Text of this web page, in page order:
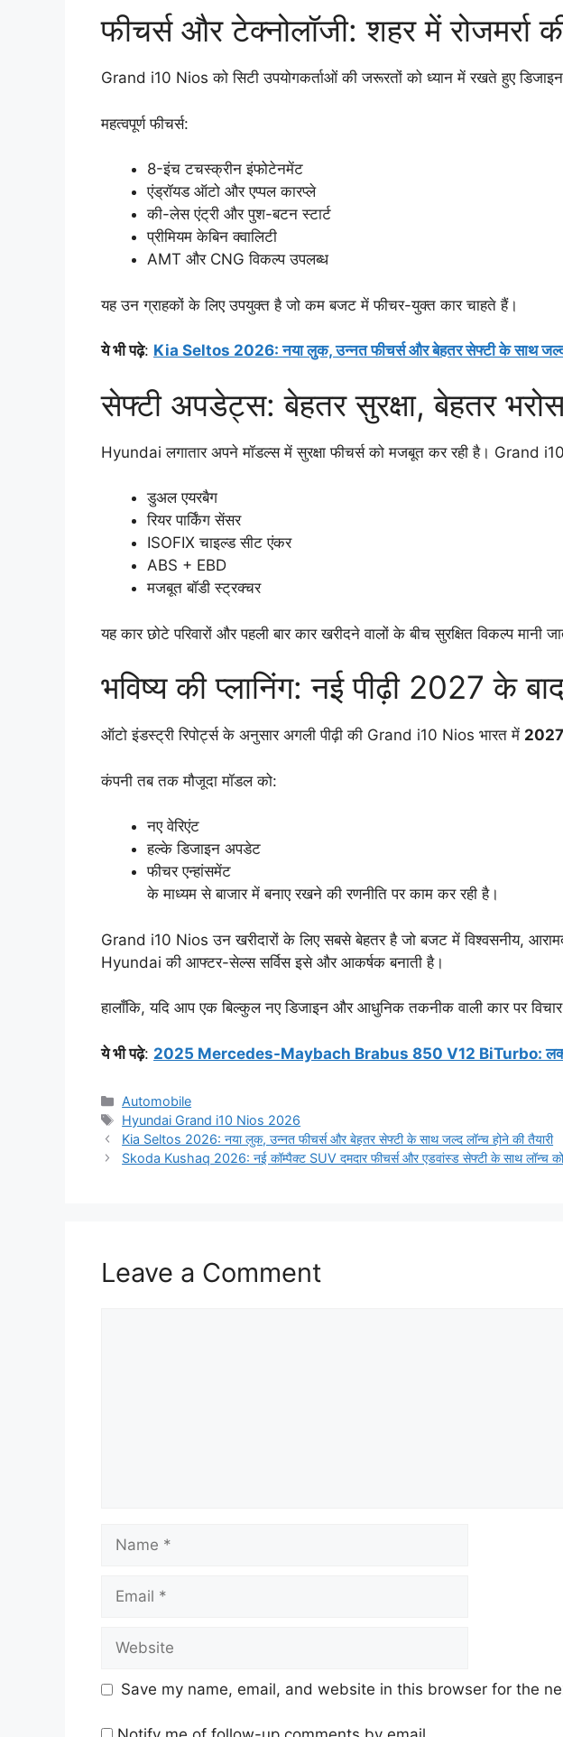
फीचर्स और टेक्नोलॉजी: शहर में रोजमर्रा
Grand i10 Nios को सिटी उपयोगकर्ताओं की जरूरतों को ध्यान में रखते हुए डिजाइन
महत्वपूर्ण फीचर्स:
8-इंच टचस्क्रीन इंफोटेनमेंट
एंड्रॉयड ऑटो और एप्पल कारप्ले
की-लेस एंट्री और पुश-बटन स्टार्ट
प्रीमियम केबिन क्वालिटी
AMT और CNG विकल्प उपलब्ध
यह उन ग्राहकों के लिए उपयुक्त है जो कम बजट में फीचर-युक्त कार चाहते हैं।
ये भी पढ़े: Kia Seltos 2026: नया लुक, उन्नत फीचर्स और बेहतर सेफ्टी के साथ जल्द
सेफ्टी अपडेट्स: बेहतर सुरक्षा, बेहतर
Hyundai लगातार अपने मॉडल्स में सुरक्षा फीचर्स को मजबूत कर रही है। Grand i10
डुअल एयरबैग
रियर पार्किंग सेंसर
ISOFIX चाइल्ड सीट एंकर
ABS + EBD
मजबूत बॉडी स्ट्रक्चर
यह कार छोटे परिवारों और पहली बार कार खरीदने वालों के बीच सुरक्षित विकल्प मानी
भविष्य की प्लानिंग: नई पीढ़ी 2027 के
ऑटो इंडस्ट्री रिपोर्ट्स के अनुसार अगली पीढ़ी की Grand i10 Nios भारत में
कंपनी तब तक मौजूदा मॉडल को:
नए वेरिएंट
हल्के डिजाइन अपडेट
फीचर एन्हांसमेंट
के माध्यम से बाजार में बनाए रखने की रणनीति पर काम कर रही है।
Grand i10 Nios उन खरीदारों के लिए सबसे बेहतर है जो बजट में विश्वसनीय,
Hyundai की आफ्टर-सेल्स सर्विस इसे और आकर्षक बनाती है।
हालाँकि, यदि आप एक बिल्कुल नए डिजाइन और आधुनिक तकनीक वाली कार पर
ये भी पढ़े: 2025 Mercedes-Maybach Brabus 850 V12 BiTurbo: लक्ज़री
Categories
Automobile
Tags
Hyundai Grand i10 Nios 2026
Kia Seltos 2026: नया लुक, उन्नत फीचर्स और बेहतर सेफ्टी के साथ जल्द लॉन्च होने की तैयारी
Skoda Kushaq 2026: नई कॉम्पैक्ट SUV दमदार फीचर्स और एडवांस्ड सेफ्टी के साथ लॉन्च
Leave a Comment
Save my name, email, and website in this browser for the